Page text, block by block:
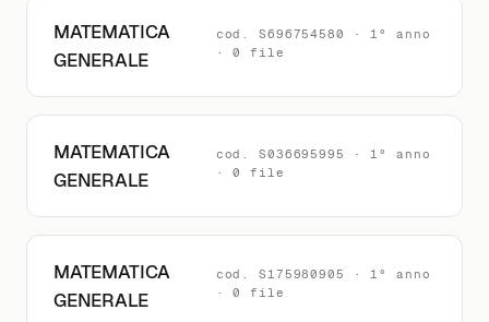
MATEMATICA
GENERALE
cod. S696754580 · 1° anno
· 0 file
MATEMATICA
GENERALE
cod. S036695995 · 1° anno
· 0 file
MATEMATICA
GENERALE
cod. S175980905 · 1° anno
· 0 file